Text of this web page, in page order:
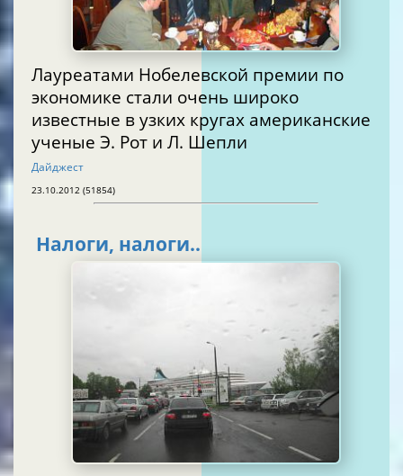
Лауреатами Нобелевской премии по
экономике стали очень широко
известные в узких кругах американские
ученые Э. Рот и Л. Шепли
Дайджест
23.10.2012 (51854)
Налоги, налоги..